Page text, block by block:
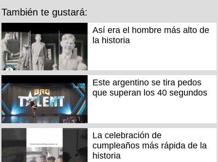
También te gustará:
Así era el hombre más alto de
la historia
Este argentino se tira pedos
que superan los 40 segundos
La celebración de
cumpleaños más rápida de la
historia